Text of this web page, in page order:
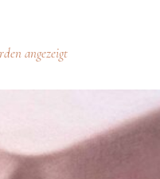
angezeigt